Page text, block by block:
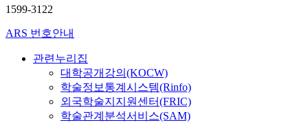
1599-3122
ARS 번호안내
관련누리집
대학공개강의(KOCW)
학술정보통계시스템(Rinfo)
외국학술지지원센터(FRIC)
학술관계분석서비스(SAM)